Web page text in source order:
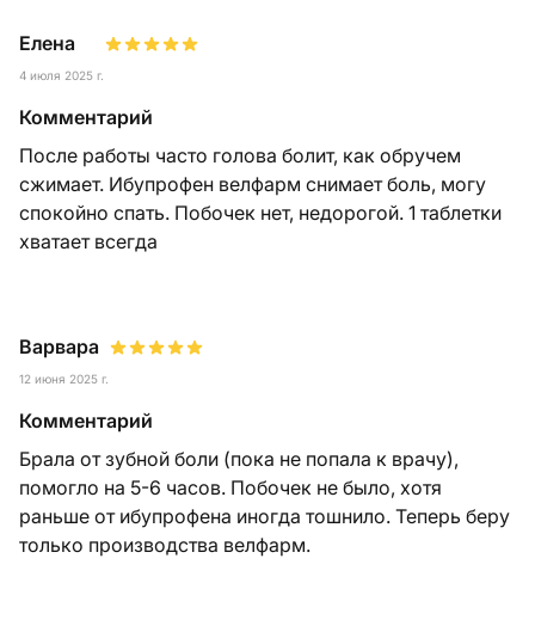
Елена
4 июля 2025 г.
Комментарий
После работы часто голова болит, как обручем
сжимает. Ибупрофен велфарм снимает боль, могу
спокойно спать. Побочек нет, недорогой. 1 таблетки
хватает всегда
Варвара
12 июня 2025 г.
Комментарий
Брала от зубной боли (пока не попала к врачу),
помогло на 5-6 часов. Побочек не было, хотя
раньше от ибупрофена иногда тошнило. Теперь беру
только производства велфарм.